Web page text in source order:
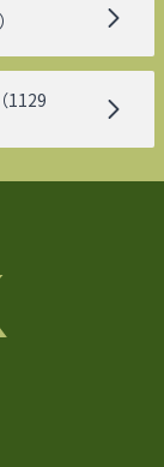
（1129